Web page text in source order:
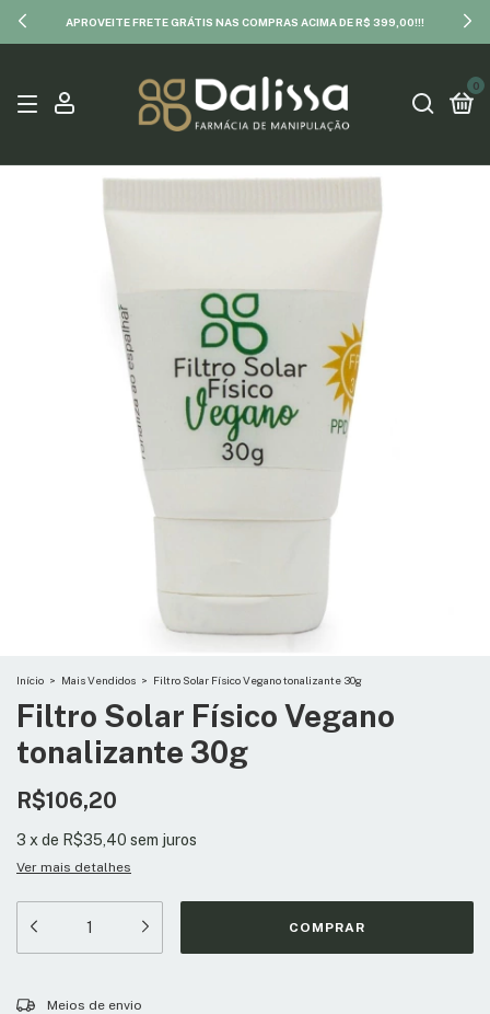
APROVEITE FRETE GRÁTIS NAS COMPRAS ACIMA DE R$ 399,00!!!
0
Início > Mais Vendidos > Filtro Solar Físico Vegano tonalizante 30g
Filtro Solar Físico Vegano
tonalizante 30g
R$106,20
3 x de R$35,40 sem juros
Ver mais detalhes
Entregas para o CEP:
Meios de envio